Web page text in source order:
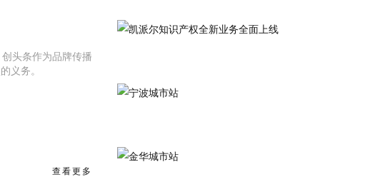
头条作为品牌传播
义务。
查看更多